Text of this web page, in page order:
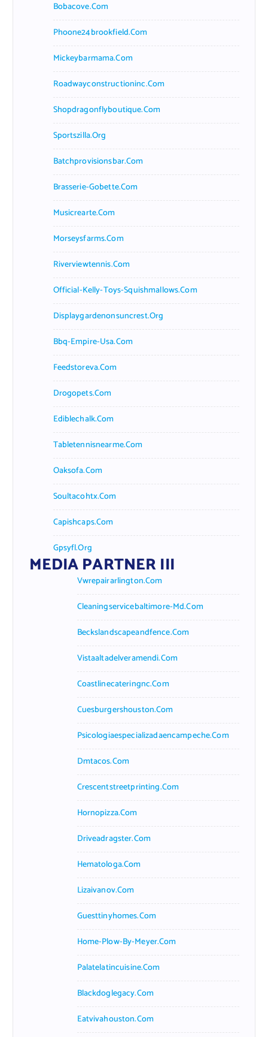
Bobacove.com
Phoone24brookfield.com
Mickeybarmama.com
Roadwayconstructioninc.com
Shopdragonflyboutique.com
Sportszilla.org
Batchprovisionsbar.com
Brasserie-Gobette.com
Musicrearte.com
Morseysfarms.com
Riverviewtennis.com
Official-Kelly-Toys-Squishmallows.com
Displaygardenonsuncrest.org
Bbq-Empire-Usa.com
Feedstoreva.com
Drogopets.com
Ediblechalk.com
Tabletennisnearme.com
Oaksofa.com
Soultacohtx.com
Capishcaps.com
Gpsyfl.org
MEDIA PARTNER III
Vwrepairarlington.com
Cleaningservicebaltimore-Md.com
Beckslandscapeandfence.com
Vistaaltadelveramendi.com
Coastlinecateringnc.com
Cuesburgershouston.com
Psicologiaespecializadaencampeche.com
Dmtacos.com
Crescentstreetprinting.com
Hornopizza.com
Driveadragster.com
Hematologa.com
Lizaivanov.com
Guesttinyhomes.com
Home-Plow-By-Meyer.com
Palatelatincuisine.com
Blackdoglegacy.com
Eatvivahouston.com